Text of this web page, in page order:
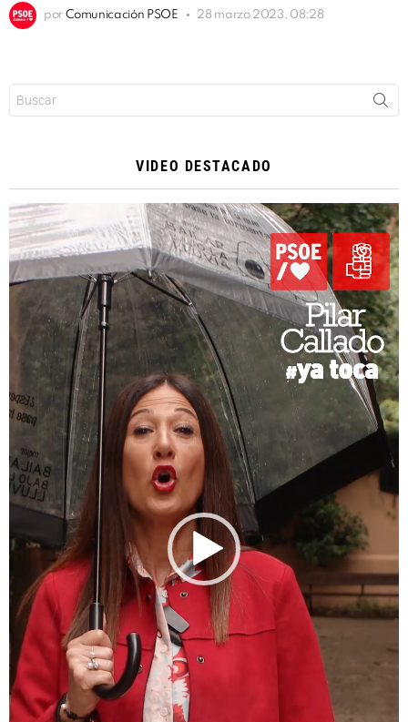
por Comunicación PSOE 28 marzo 2023, 08:28
VIDEO DESTACADO
Reproductor
de
vídeo